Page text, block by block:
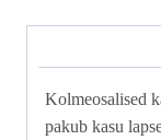
Kolmeosalised
pakub kasu